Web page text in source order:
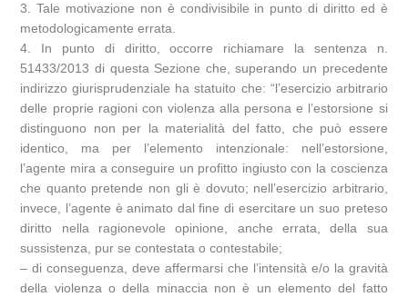
3. Tale motivazione non è condivisibile in punto di diritto ed è
metodologicamente errata.
4. In punto di diritto, occorre richiamare la sentenza n.
51433/2013 di questa Sezione che, superando un precedente
indirizzo giurisprudenziale ha statuito che: “l’esercizio arbitrario
delle proprie ragioni con violenza alla persona e l’estorsione si
distinguono non per la materialità del fatto, che può essere
identico, ma per l’elemento intenzionale: nell’estorsione,
l’agente mira a conseguire un profitto ingiusto con la coscienza
che quanto pretende non gli è dovuto; nell’esercizio arbitrario,
invece, l’agente è animato dal fine di esercitare un suo preteso
diritto nella ragionevole opinione, anche errata, della sua
sussistenza, pur se contestata o contestabile;
– di conseguenza, deve affermarsi che l’intensità e/o la gravità
della violenza o della minaccia non è un elemento del fatto